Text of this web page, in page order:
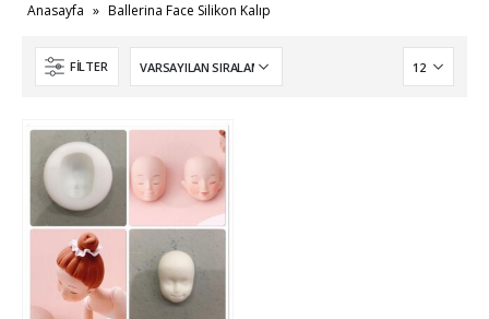
Anasayfa » Ballerina Face Silikon Kalıp
FILTER